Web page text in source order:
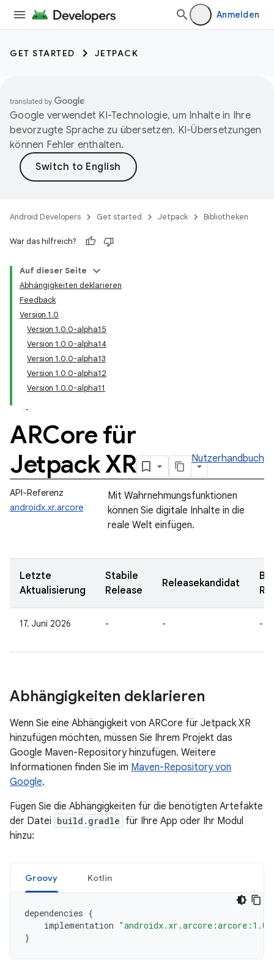
Anmelden
GET STARTED JETPACK
Google verwendet KI-Technologie, um Inhalte in Ihre
bevorzugte Sprache zu übersetzen. KI-Übersetzungen
können Fehler enthalten.
Android Developers Get started Jetpack Bibliotheken
War das hilfreich?
Auf dieser Seite
Abhängigkeiten deklarieren
Feedback
Version 1.0
Version 1.0.0-alpha15
Version 1.0.0-alpha14
Version 1.0.0-alpha13
Version 1.0.0-alpha12
Version 1.0.0-alpha11
ARCore für
Jetpack XR
Nutzerhandbuch
API-Referenz
androidx.xr.arcore
Mit Wahrnehmungsfunktionen
können Sie digitale Inhalte in die
reale Welt einfügen.
Letzte
Aktualisierung
Stabile
Release
Releasekandidat
17. Juni 2026 - - -
Abhängigkeiten deklarieren
Wenn Sie eine Abhängigkeit von ARCore für Jetpack XR
hinzufügen möchten, müssen Sie Ihrem Projekt das
Google Maven-Repository hinzufügen. Weitere
Informationen finden Sie im Maven-Repository von
Google.
Fügen Sie die Abhängigkeiten für die benötigten Artefakte
der Datei build.gradle für Ihre App oder Ihr Modul
hinzu:
Groovy Kotlin
dependencies {
implementation
}